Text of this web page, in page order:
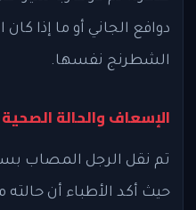
دوافع الجاني أو ما إذا
الشطرنج نفسها.
الإسعاف والحالة
تم نقل الرجل المصاب
حيث أكد الأطباء أن